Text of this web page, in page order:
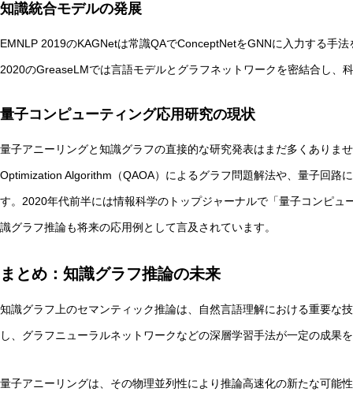
知識統合モデルの発展
EMNLP 2019のKAGNetは常識QAでConceptNetをGNNに入力する手
2020のGreaseLMでは言語モデルとグラフネットワークを密結合し、
量子コンピューティング応用研究の現状
量子アニーリングと知識グラフの直接的な研究発表はまだ多くありま
Optimization Algorithm（QAOA）によるグラフ問題解法や、量子回路
す。2020年代前半には情報科学のトップジャーナルで「量子コンピュ
識グラフ推論も将来の応用例として言及されています。
まとめ：知識グラフ推論の未来
知識グラフ上のセマンティック推論は、自然言語理解における重要な
し、グラフニューラルネットワークなどの深層学習手法が一定の成果
量子アニーリングは、その物理並列性により推論高速化の新たな可能